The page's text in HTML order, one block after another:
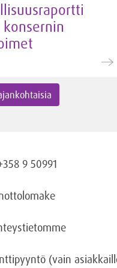
9 50991
(vain